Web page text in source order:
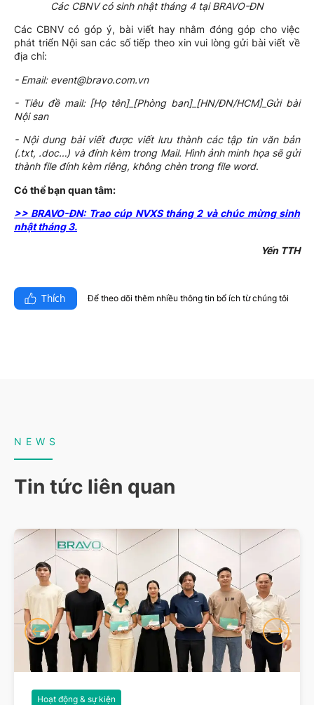
Các CBNV có sinh nhật tháng 4 tại BRAVO-ĐN
Các CBNV có góp ý, bài viết hay nhằm đóng góp cho việc
phát triển Nội san các số tiếp theo xin vui lòng gửi bài viết về
địa chỉ:
- Email: event@bravo.com.vn
- Tiêu đề mail: [Họ tên]_[Phòng ban]_[HN/ĐN/HCM]_Gửi bài
Nội san
- Nội dung bài viết được viết lưu thành các tập tin văn bản
(.txt, .doc…) và đính kèm trong Mail. Hình ảnh minh họa sẽ gửi
thành file đính kèm riêng, không chèn trong file word.
Có thể bạn quan tâm:
>> BRAVO-ĐN: Trao cúp NVXS tháng 2 và chúc mừng sinh
nhật tháng 3.
Yến TTH
Thích Để theo dõi thêm nhiều thông tin bổ ích từ chúng tôi​
NEWS
Tin tức liên quan
Hoạt động & sự kiện